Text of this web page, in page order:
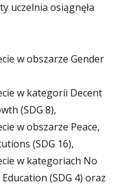
uczelnia osiągnęła
w obszarze Gender
w kategorii Decent
(SDG 8),
w obszarze Peace,
(SDG 16),
w kategoriach No
(SDG 4) oraz